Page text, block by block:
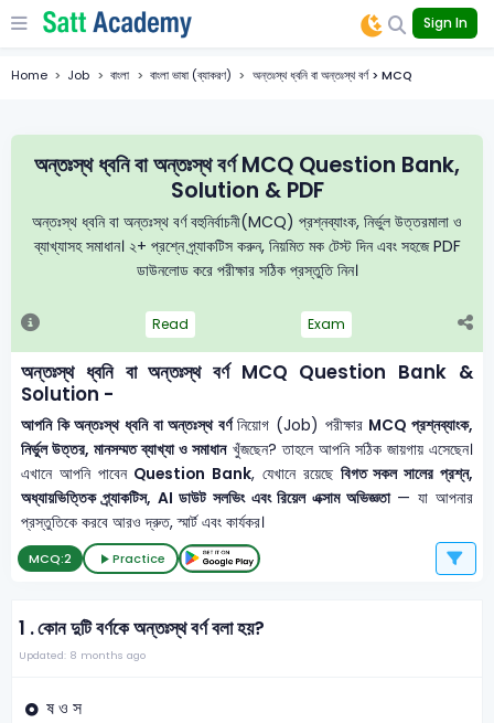
Sign In
Home Job বাংলা বাংলা ভাষা (ব্যাকরণ) অন্তঃস্থ ধ্বনি বা অন্তঃস্থ বর্ণ > MCQ
অন্তঃস্থ ধ্বনি বা অন্তঃস্থ বর্ণ MCQ Question Bank,
Solution & PDF
অন্তঃস্থ ধ্বনি বা অন্তঃস্থ বর্ণ বহুনির্বাচনী(MCQ) প্রশ্নব্যাংক, নির্ভুল উত্তরমালা ও
ব্যাখ্যাসহ সমাধান। ২+ প্রশ্নে প্র্যাকটিস করুন, নিয়মিত মক টেস্ট দিন এবং সহজে PDF
ডাউনলোড করে পরীক্ষার সঠিক প্রস্তুতি নিন।
Read Exam
অন্তঃস্থ ধ্বনি বা অন্তঃস্থ বর্ণ MCQ Question Bank &
Solution -
আপনি কি অন্তঃস্থ ধ্বনি বা অন্তঃস্থ বর্ণনিয়োগ (Job) পরীক্ষার MCQ প্রশ্নব্যাংক,
নির্ভুল উত্তর, মানসম্মত ব্যাখ্যা ও সমাধানখুঁজছেন? তাহলে আপনি সঠিক জায়গায় এসেছেন।
এখানে আপনি পাবেন Question Bank, যেখানে রয়েছে বিগত সকল সালের প্রশ্ন,
অধ্যায়ভিত্তিক প্র্যাকটিস, AI ডাউট সলভিং এবং রিয়েল এক্সাম অভিজ্ঞতা— যা আপনার
প্রস্তুতিকে করবে আরও দ্রুত, স্মার্ট এবং কার্যকর।
MCQ:2 Practice
1 .কোন দুটি বর্ণকে অন্তঃস্থ বর্ণ বলা হয়?
Updated: 8 months ago
ষ ও স